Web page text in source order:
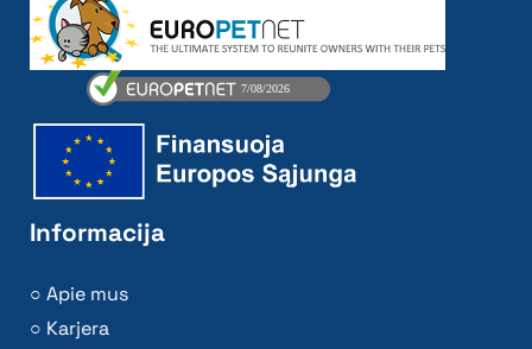
Informacija
Apie mus
Karjera